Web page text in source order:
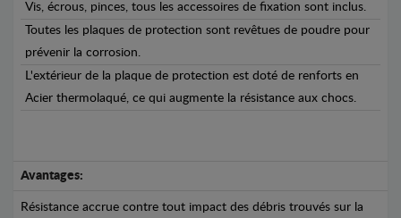
Vis, écrous, pinces, tous les accessoires de fixation sont inclus.
Toutes les plaques de protection sont revêtues de poudre pour
prévenir la corrosion.
L'extérieur de la plaque de protection est doté de renforts en
Acier thermolaqué, ce qui augmente la résistance aux chocs.
Avantages:
Résistance accrue contre tout impact des débris trouvés sur la